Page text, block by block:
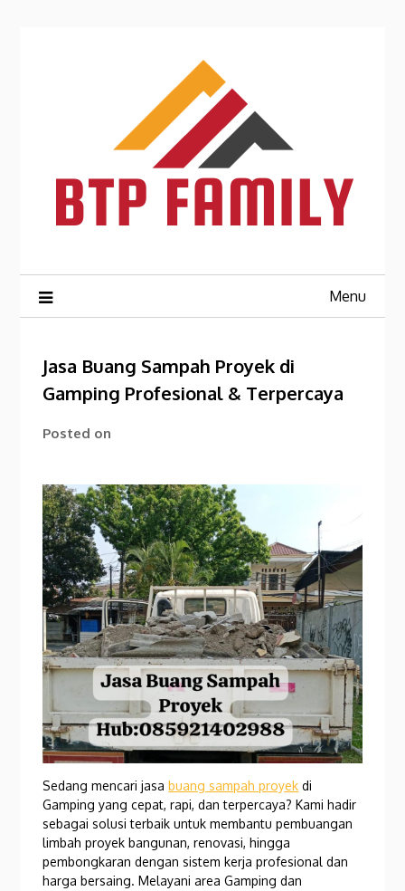
Menu
Jasa Buang Sampah Proyek di
Gamping Profesional & Terpercaya
Posted on
Sedang mencari jasabuang sampah proyek di
Gamping yang cepat, rapi, dan terpercaya? Kami hadir
sebagai solusi terbaik untuk membantu pembuangan
limbah proyek bangunan, renovasi, hingga
pembongkaran dengan sistem kerja profesional dan
harga bersaing. Melayani area Gamping dan